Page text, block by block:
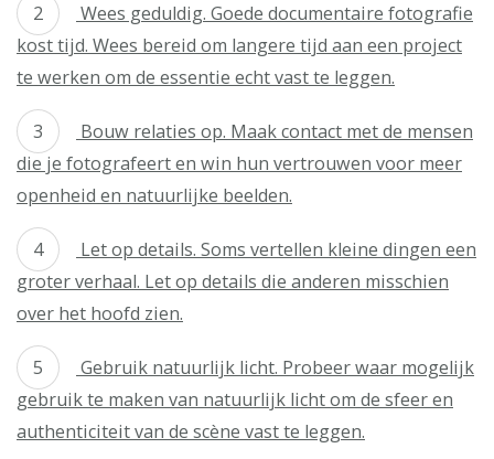
Wees geduldig. Goede documentaire fotografie
kost tijd. Wees bereid om langere tijd aan een project
te werken om de essentie echt vast te leggen.
Bouw relaties op. Maak contact met de mensen
die je fotografeert en win hun vertrouwen voor meer
openheid en natuurlijke beelden.
Let op details. Soms vertellen kleine dingen een
groter verhaal. Let op details die anderen misschien
over het hoofd zien.
Gebruik natuurlijk licht. Probeer waar mogelijk
gebruik te maken van natuurlijk licht om de sfeer en
authenticiteit van de scène vast te leggen.